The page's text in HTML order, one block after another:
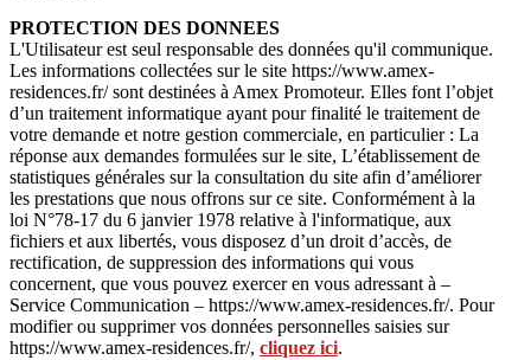
PROTECTION DES DONNEES
L'Utilisateur est seul responsable des données qu'il communique.
Les informations collectées sur le site https://www.amex-
residences.fr/ sont destinées à Amex Promoteur. Elles font l’objet
d’un traitement informatique ayant pour finalité le traitement de
votre demande et notre gestion commerciale, en particulier : La
réponse aux demandes formulées sur le site, L’établissement de
statistiques générales sur la consultation du site afin d’améliorer
les prestations que nous offrons sur ce site. Conformément à la
loi N°78-17 du 6 janvier 1978 relative à l'informatique, aux
fichiers et aux libertés, vous disposez d’un droit d’accès, de
rectification, de suppression des informations qui vous
concernent, que vous pouvez exercer en vous adressant à –
Service Communication – https://www.amex-residences.fr/. Pour
modifier ou supprimer vos données personnelles saisies sur
https://www.amex-residences.fr/, cliquez ici.